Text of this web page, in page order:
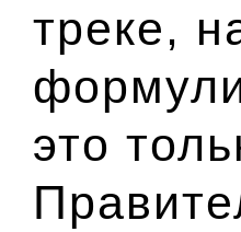
треке,
это